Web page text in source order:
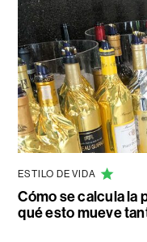
ESTILO DE VIDA
Cómo se calcula la
qué esto mueve